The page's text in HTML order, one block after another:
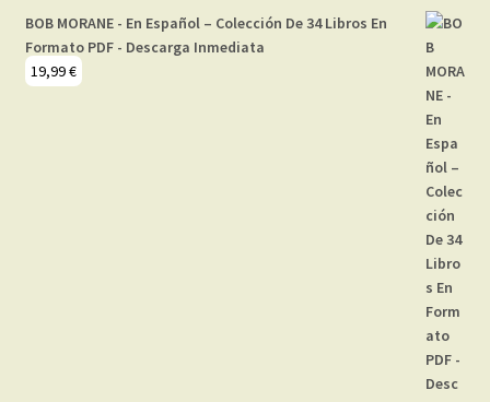
BOB MORANE - En Español – Colección De 34 Libros En
Formato PDF - Descarga Inmediata
19,99€